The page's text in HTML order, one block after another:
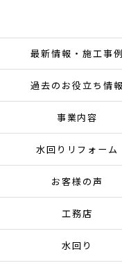
最新情報・施工事例
過去のお役立ち情報
事業内容
水回りリフォーム
お客様の声
工務店
水回り